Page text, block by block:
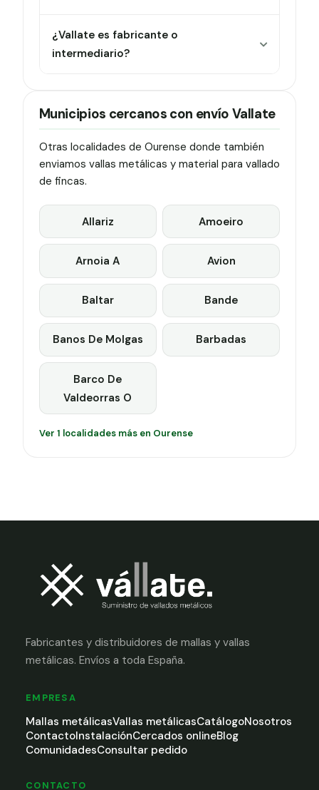
¿Vallate es fabricante o
intermediario?
Municipios cercanos con envío Vallate
Otras localidades de Ourense donde también
enviamos vallas metálicas y material para vallado
de fincas.
Allariz Amoeiro
Arnoia A Avion
Baltar Bande
Banos De Molgas Barbadas
Barco De
Valdeorras O
Ver 1 localidades más en Ourense
Fabricantes y distribuidores de mallas y vallas
metálicas. Envíos a toda España.
EMPRESA
Mallas metálicasVallas metálicasCatálogoNosotros
ContactoInstalaciónCercados onlineBlog
ComunidadesConsultar pedido
CONTACTO